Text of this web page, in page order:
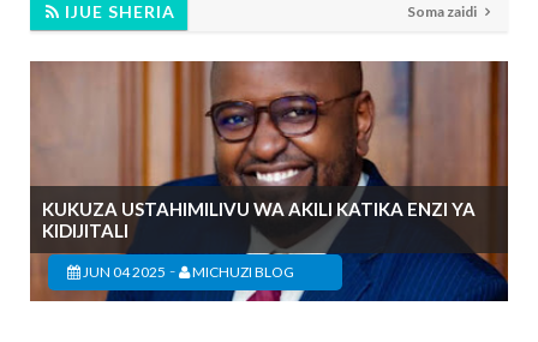
IJUE SHERIA Soma zaidi
KUKUZA USTAHIMILIVU WA AKILI KATIKA ENZI YA
KIDIJITALI
JUN 04 2025 - MICHUZI BLOG